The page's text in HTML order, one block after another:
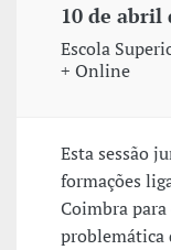
10 de abril
Escola
+ Online
Esta sessão
formações
Coimbra
problemática